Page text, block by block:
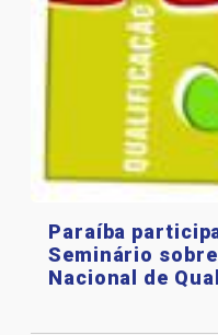
Paraíba
Seminário
Nacional de